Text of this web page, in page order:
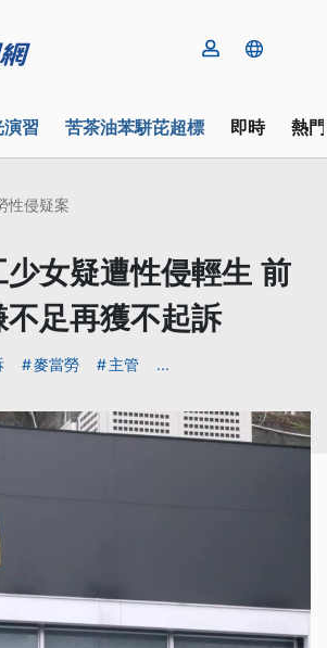
習 苦茶油苯駢芘超標 即時 熱
性侵疑案
女疑遭性侵輕生 前
足再獲不起訴
麥當勞 主管 ...